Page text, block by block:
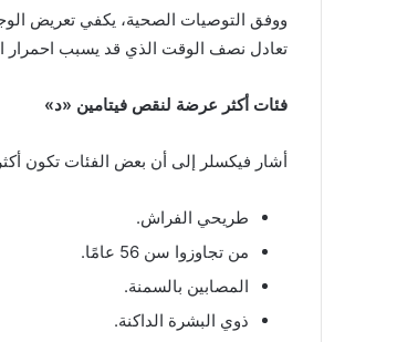
ووفق التوصيات الصحية، يكفي تعريض
تعادل نصف الوقت الذي قد يسبب احمرار
فئات أكثر عرضة لنقص فيتامين «د»
أشار فيكسلر إلى أن بعض الفئات تكون
طريحي الفراش.
من تجاوزوا سن 56 عامًا.
المصابين بالسمنة.
ذوي البشرة الداكنة.